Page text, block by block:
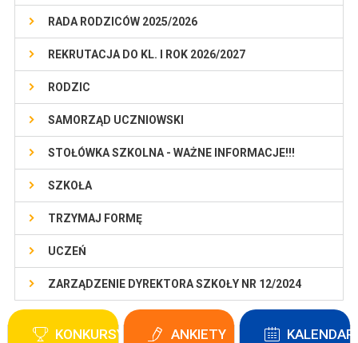
RADA RODZICÓW 2025/2026
REKRUTACJA DO KL. I ROK 2026/2027
RODZIC
SAMORZĄD UCZNIOWSKI
STOŁÓWKA SZKOLNA - WAŻNE INFORMACJE!!!
SZKOŁA
TRZYMAJ FORMĘ
UCZEŃ
ZARZĄDZENIE DYREKTORA SZKOŁY NR 12/2024
KONKURSY ANKIETY